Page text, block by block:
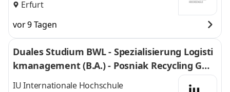
Erfurt
vor 9 Tagen
Duales Studium BWL - Spezialisierung Logisti
kmanagement (B.A.) - Posniak Recycling Gmb
H
IU Internationale Hochschule